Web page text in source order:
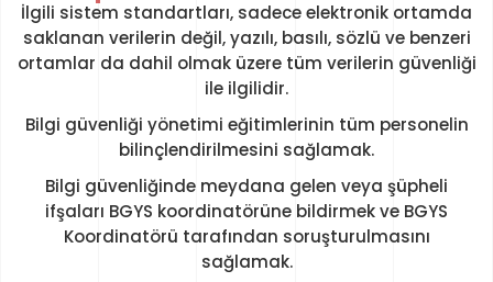
İlgili sistem standartları, sadece elektronik ortamda
saklanan verilerin değil, yazılı, basılı, sözlü ve benzeri
ortamlar da dahil olmak üzere tüm verilerin güvenliği
ile ilgilidir.
Bilgi güvenliği yönetimi eğitimlerinin tüm personelin
bilinçlendirilmesini sağlamak.
Bilgi güvenliğinde meydana gelen veya şüpheli
ifşaları BGYS koordinatörüne bildirmek ve BGYS
Koordinatörü tarafından soruşturulmasını
sağlamak.